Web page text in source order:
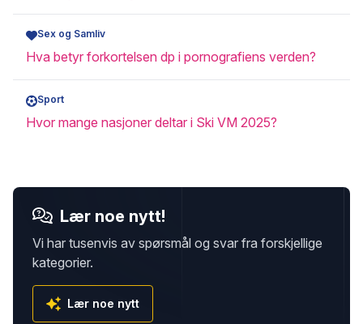
Sex og Samliv
Hva betyr forkortelsen dp i pornografiens verden?
Sport
Hvor mange nasjoner deltar i Ski VM 2025?
Lær noe nytt!
Vi har tusenvis av spørsmål og svar fra forskjellige
kategorier.
Lær noe nytt